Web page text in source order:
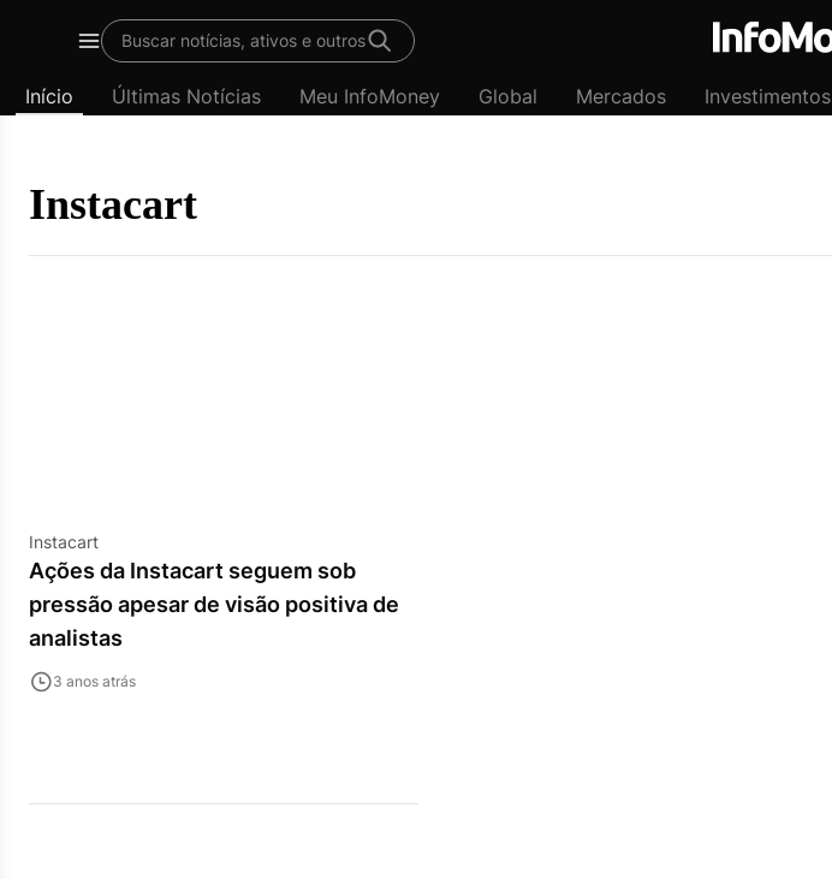
Últimas
InfoMoney
Menu
Buscar notícias, ativos e outros
Início Últimas Notícias Meu InfoMoney Global Mercados Investimentos
Instacart
Instacart
Ações da Instacart seguem sob
pressão apesar de visão positiva de
analistas
3 anos atrás